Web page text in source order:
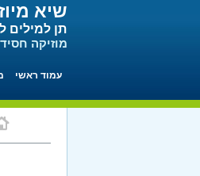
שיא
תן למילים
מוזיקה
עמוד ראשי